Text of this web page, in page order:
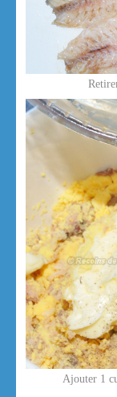
Ajouter 1